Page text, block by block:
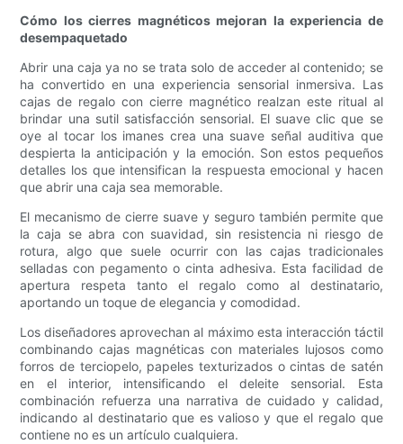
Cómo los cierres magnéticos mejoran la experiencia de
desempaquetado
Abrir una caja ya no se trata solo de acceder al contenido; se
ha convertido en una experiencia sensorial inmersiva. Las
cajas de regalo con cierre magnético realzan este ritual al
brindar una sutil satisfacción sensorial. El suave clic que se
oye al tocar los imanes crea una suave señal auditiva que
despierta la anticipación y la emoción. Son estos pequeños
detalles los que intensifican la respuesta emocional y hacen
que abrir una caja sea memorable.
El mecanismo de cierre suave y seguro también permite que
la caja se abra con suavidad, sin resistencia ni riesgo de
rotura, algo que suele ocurrir con las cajas tradicionales
selladas con pegamento o cinta adhesiva. Esta facilidad de
apertura respeta tanto el regalo como al destinatario,
aportando un toque de elegancia y comodidad.
Los diseñadores aprovechan al máximo esta interacción táctil
combinando cajas magnéticas con materiales lujosos como
forros de terciopelo, papeles texturizados o cintas de satén
en el interior, intensificando el deleite sensorial. Esta
combinación refuerza una narrativa de cuidado y calidad,
indicando al destinatario que es valioso y que el regalo que
contiene no es un artículo cualquiera.